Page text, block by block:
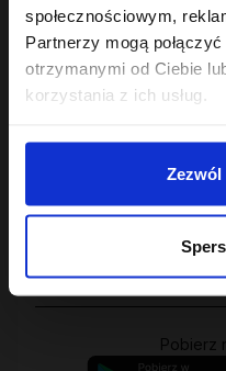
społecznościowym,
Partnerzy mogą
otrzymanymi od Ciebie
korzystania z ich usług.
Zezwól
Sklep
Twoje konto
Pobierz